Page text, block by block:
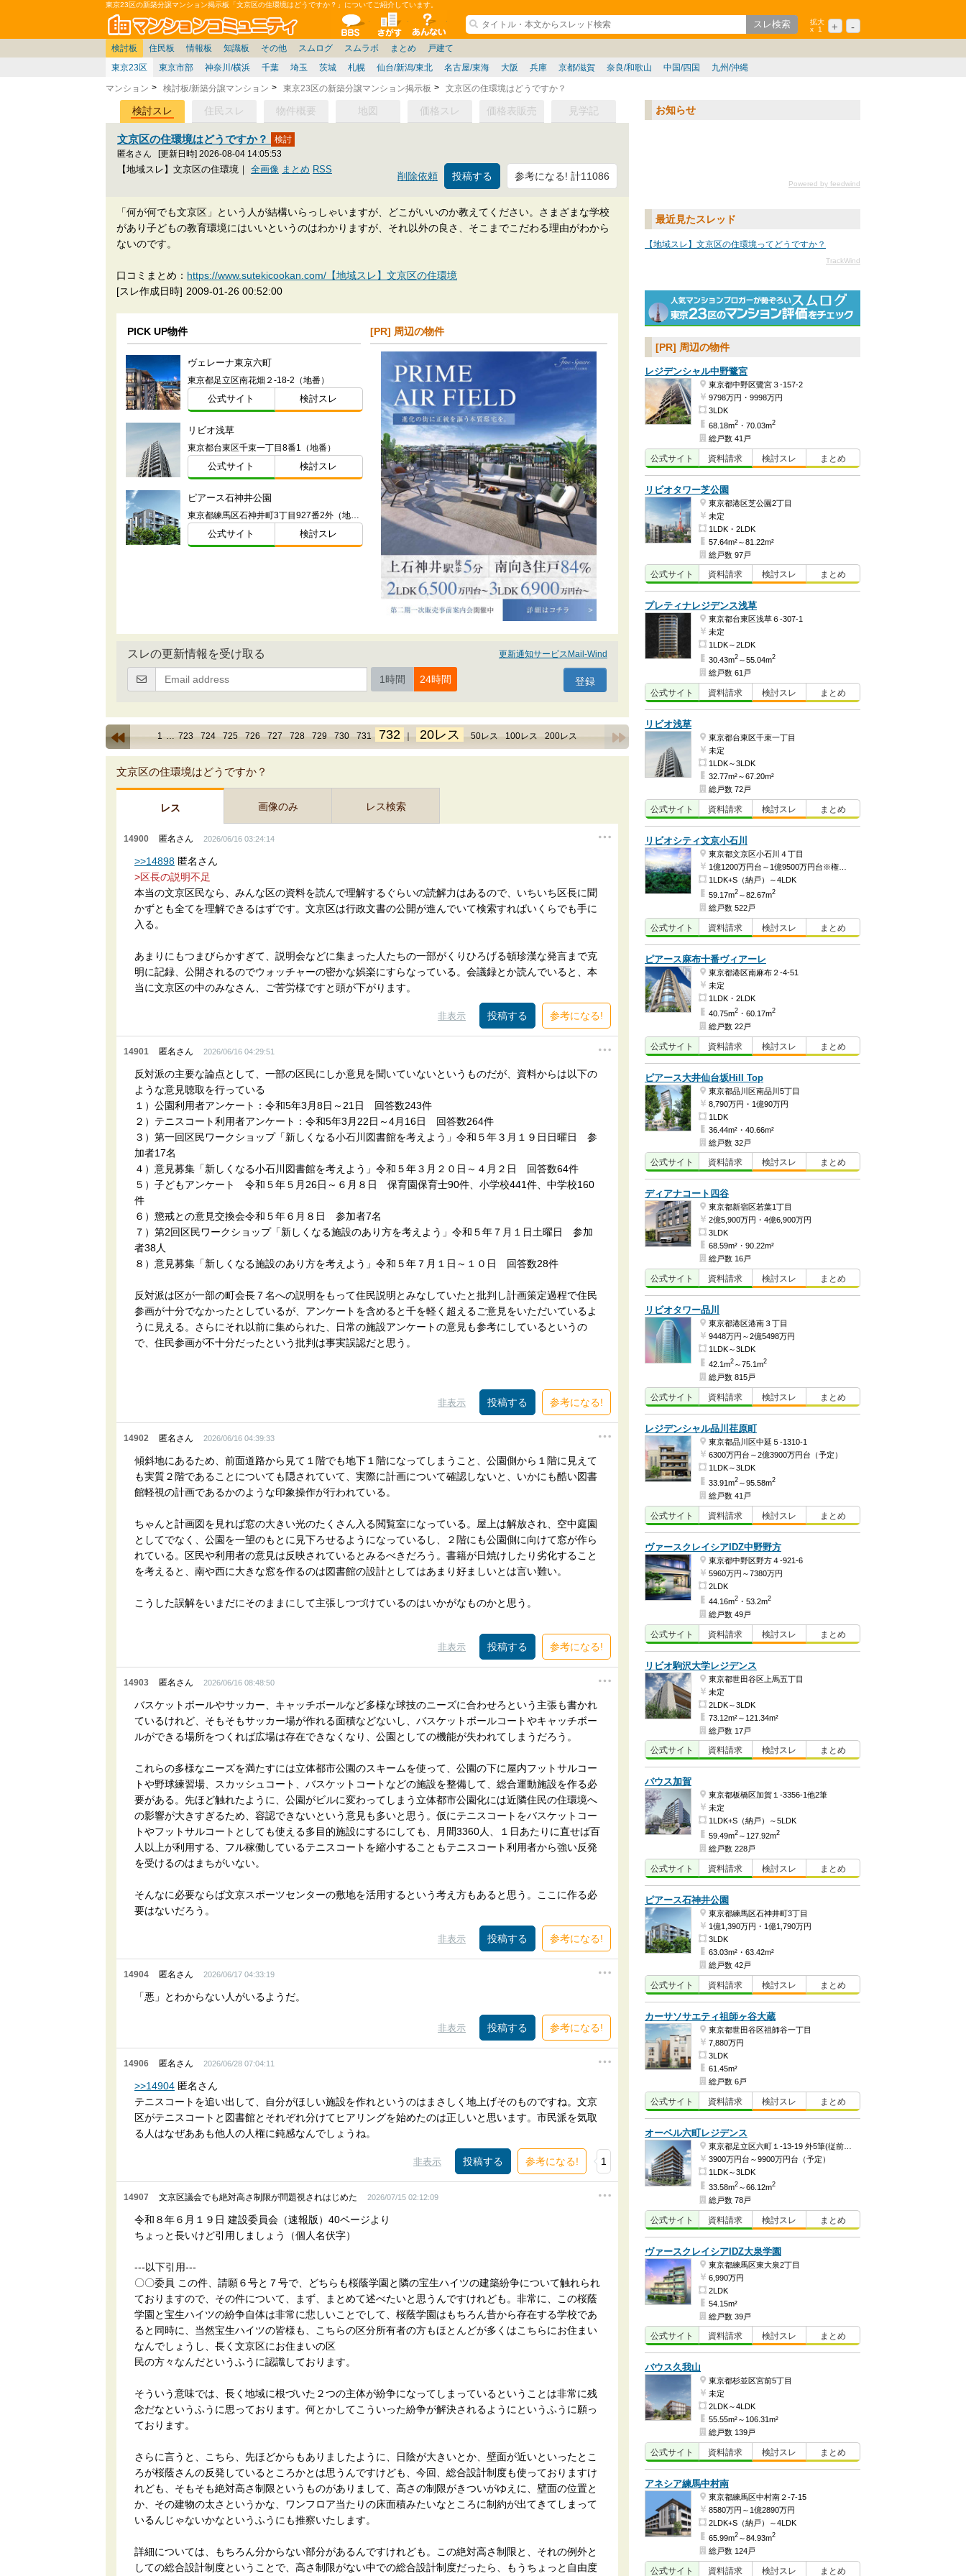
東京23区の新築分譲マンション掲示板「文京区の住環境はどうですか？」についてご紹介しています。
マンションコミュニティ
全掲示板 物件検索 サイトについて
拡大
x
1 + -
検討板
東京23区
東京市部 神奈川/横浜 千葉 埼玉 茨城 札幌 仙台/新潟/東北 名古屋/東海 大阪 兵庫 京都/滋賀 奈良/和歌山 中国/四国 九州/沖縄
住民板
東京 神奈川 埼玉/千葉/関東 札幌/東北/北陸/信越 名古屋/東海 大阪/兵庫/京都/関西
情報板
価格表 スムログ出張所 暮らしやすさ評価 見学記
知識板
住宅ローン デベ/ゼネコン マンション雑談 マンション質問 住宅質問 管理会社/組合
その他
雑談 賃貸 移住相談 リゾート 広告 バトル 家具 ニュース 個人取引 政治
スムログ
お便り返し 座談会/対談 ブロガーの本音 マンション管理 ノウハウ 東京都 神奈川県
スムラボ
関東 中部 近畿 北海道 東北 中国 九州 その他 まとめ
東京都 神奈川県 千葉県 埼玉県 愛知県 大阪府 兵庫県 福岡県 戸建て
注文住宅 建売住宅 戸建質問 住宅設備
マンション 検討板/新築分譲マンション 東京23区の新築分譲マンション掲示板 文京区の住環境はどうですか？
検討スレ 住民スレ 物件概要 地図 価格スレ 価格表販売 見学記
文京区の住環境はどうですか？
匿名さん [更新日時] 2026-08-04 14:05:53
削除依頼 参考になる! 計11086
【地域スレ】文京区の住環境｜ 全画像 まとめ RSS
「何が何でも文京区」という人が結構いらっしゃいますが、どこがいいのか教えてください。さまざまな学校
があり子どもの教育環境にはいいというのはわかりますが、それ以外の良さ、そこまでこだわる理由がわから
ないのです。
口コミまとめ： https://www.sutekicookan.com/【地域スレ】文京区の住環境
[スレ作成日時] 2009-01-26 00:52:00
PICK UP物件
ヴェレーナ東京六町
東京都足立区南花畑２-18-2（地番）
公式サイト 検討スレ
リビオ浅草
東京都台東区千束一丁目8番1（地番）
公式サイト 検討スレ
ピアース石神井公園
東京都練馬区石神井町3丁目927番2外（地番）
公式サイト 検討スレ
[PR] 周辺の物件
スレの更新情報を受け取る 更新通知サービスMail-Wind
1時間 24時間
1 … 723 724 725 726 727 728 729 730 731 732 ｜ 20レス 50レス 100レス 200レス
文京区の住環境はどうですか？
レス 画像のみ レス検索
14900 匿名さん 2026/06/16 03:24:14
>>14898 匿名さん
>区長の説明不足
本当の文京区民なら、みんな区の資料を読んで理解するぐらいの読解力はあるので、いちいち区長に聞
かずとも全てを理解できるはずです。文京区は行政文書の公開が進んでいて検索すればいくらでも手に
入る。
あまりにもつまびらかすぎて、説明会などに集まった人たちの一部がくりひろげる頓珍漢な発言まで克
明に記録、公開されるのでウォッチャーの密かな娯楽にすらなっている。会議録とか読んでいると、本
当に文京区の中のみなさん、ご苦労様ですと頭が下がります。
非表示 参考になる!
14901 匿名さん 2026/06/16 04:29:51
反対派の主要な論点として、一部の区民にしか意見を聞いていないというものだが、資料からは以下の
ような意見聴取を行っている
１）公園利用者アンケート：令和5年3月8日～21日 回答数243件
２）テニスコート利用者アンケート：令和5年3月22日～4月16日 回答数264件
３）第一回区民ワークショップ「新しくなる小石川図書館を考えよう」令和５年３月１９日日曜日 参
加者17名
４）意見募集「新しくなる小石川図書館を考えよう」令和５年３月２０日～４月２日 回答数64件
５）子どもアンケート 令和５年５月26日～６月８日 保育園保育士90件、小学校441件、中学校160
件
６）懲戒との意見交換会令和５年６月８日 参加者7名
７）第2回区民ワークショップ「新しくなる施設のあり方を考えよう」令和５年７月１日土曜日 参加
者38人
８）意見募集「新しくなる施設のあり方を考えよう」令和５年７月１日～１０日 回答数28件
反対派は区が一部の町会長７名への説明をもって住民説明とみなしていたと批判し計画策定過程で住民
参画が十分でなかったとしているが、アンケートを含めると千を軽く超えるご意見をいただいているよ
うに見える。さらにそれ以前に集められた、日常の施設アンケートの意見も参考にしているというの
で、住民参画が不十分だったという批判は事実誤認だと思う。
非表示 参考になる!
14902 匿名さん 2026/06/16 04:39:33
傾斜地にあるため、前面道路から見て１階でも地下１階になってしまうこと、公園側から１階に見えて
も実質２階であることについても隠されていて、実際に計画について確認しないと、いかにも酷い図書
館軽視の計画であるかのような印象操作が行われている。
ちゃんと計画図を見れば窓の大きい光のたくさん入る閲覧室になっている。屋上は解放され、空中庭園
としてでなく、公園を一望のもとに見下ろせるようになっているし、２階にも公園側に向けて窓が作ら
れている。区民や利用者の意見は反映されているとみるべきだろう。書籍が日焼けしたり劣化すること
を考えると、南や西に大きな窓を作るのは図書館の設計としてはあまり好ましいとは言い難い。
こうした誤解をいまだにそのままにして主張しつづけているのはいかがなものかと思う。
非表示 参考になる!
14903 匿名さん 2026/06/16 08:48:50
バスケットボールやサッカー、キャッチボールなど多様な球技のニーズに合わせろという主張も書かれ
ているけれど、そもそもサッカー場が作れる面積などないし、バスケットボールコートやキャッチボー
ルができる場所をつくれば広場は存在できなくなり、公園としての機能が失われてしまうだろう。
これらの多様なニーズを満たすには立体都市公園のスキームを使って、公園の下に屋内フットサルコー
トや野球練習場、スカッシュコート、バスケットコートなどの施設を整備して、総合運動施設を作る必
要がある。先ほど触れたように、公園がビルに変わってしまう立体都市公園化には近隣住民の住環境へ
の影響が大きすぎるため、容認できないという意見も多いと思う。仮にテニスコートをバスケットコー
トやフットサルコートとしても使える多目的施設にするにしても、月間3360人、１日あたりに直せば百
人以上が利用する、フル稼働しているテニスコートを縮小することもテニスコート利用者から強い反発
を受けるのはまちがいない。
そんなに必要ならば文京スポーツセンターの敷地を活用するという考え方もあると思う。ここに作る必
要はないだろう。
非表示 参考になる!
14904 匿名さん 2026/06/17 04:33:19
「悪」とわからない人がいるようだ。
非表示 参考になる!
14906 匿名さん 2026/06/28 07:04:11
>>14904 匿名さん
テニスコートを追い出して、自分がほしい施設を作れというのはまさしく地上げそのものですね。文京
区がテニスコートと図書館とそれぞれ分けてヒアリングを始めたのは正しいと思います。市民派を気取
る人はなぜああも他人の人権に鈍感なんでしょうね。
非表示 参考になる! 1
14907 文京区議会でも絶対高さ制限が問題視されはじめた 2026/07/15 02:12:09
令和８年６月１９日 建設委員会（速報版）40ページより
ちょっと長いけど引用しましょう（個人名伏字）
---以下引用---
〇〇委員 この件、請願６号と７号で、どちらも桜蔭学園と隣の宝生ハイツの建築紛争について触れられ
ておりますので、その件について、まず、まとめて述べたいと思うんですけれども。非常に、この桜蔭
学園と宝生ハイツの紛争自体は非常に悲しいことでして、桜蔭学園はもちろん昔から存在する学校であ
ると同時に、当然宝生ハイツの皆様も、こちらの区分所有者の方もほとんどが多くはこちらにお住まい
なんでしょうし、長く文京区にお住まいの区
民の方々なんだというふうに認識しております。
そういう意味では、長く地域に根づいた２つの主体が紛争になってしまっているということは非常に残
念だなというふうに思っております。何とかしてこういった紛争が解決されるようにというふうに願っ
ております。
さらに言うと、こちら、先ほどからもありましたように、日陰が大きいとか、壁面が近いといったとこ
ろが桜蔭さんの反発しているところかとは思うんですけども、今回、総合設計制度も使っておりますけ
れども、そもそも絶対高さ制限というものがありまして、高さの制限がきついがゆえに、壁面の位置と
か、その建物の太さというかな、ワンフロア当たりの床面積みたいなところに制約が出てきてしまって
いるんじゃないかなというふうにも推察いたします。
詳細については、もちろん分からない部分があるんですけれども。この絶対高さ制限と、それの例外と
しての総合設計制度ということで、高さ制限がない中での総合設計制度だったら、もうちょっと自由度
お知らせ
Powered by feedwind
最近見たスレッド
【地域スレ】文京区の住環境ってどうですか？
TrackWind
[PR] 周辺の物件
レジデンシャル中野鷺宮
東京都中野区鷺宮３-157-2
9798万円・9998万円
3LDK
68.18m2 ・70.03m2
総戸数 41戸
公式サイト 資料請求 検討スレ まとめ
リビオタワー芝公園
東京都港区芝公園2丁目
未定
1LDK・2LDK
57.64m²～81.22m²
総戸数 97戸
公式サイト 資料請求 検討スレ まとめ
プレティナレジデンス浅草
東京都台東区浅草６-307-1
未定
1LDK～2LDK
30.43m2 ～55.04m2
総戸数 61戸
公式サイト 資料請求 検討スレ まとめ
リビオ浅草
東京都台東区千束一丁目
未定
1LDK～3LDK
32.77m²～67.20m²
総戸数 72戸
公式サイト 資料請求 検討スレ まとめ
リビオシティ文京小石川
東京都文京区小石川４丁目
1億1200万円台～1億9500万円台※権利金含む（予定）
1LDK+S（納戸）～4LDK
59.17m2 ～82.67m2
総戸数 522戸
公式サイト 資料請求 検討スレ まとめ
ピアース麻布十番ヴィアーレ
東京都港区南麻布２-4-51
未定
1LDK・2LDK
40.75m2 ・60.17m2
総戸数 22戸
公式サイト 資料請求 検討スレ まとめ
ピアース大井仙台坂Hill Top
東京都品川区南品川5丁目
8,790万円・1億90万円
1LDK
36.44m²・40.66m²
総戸数 32戸
公式サイト 資料請求 検討スレ まとめ
ディアナコート四谷
東京都新宿区若葉1丁目
2億5,900万円・4億6,900万円
3LDK
68.59m²・90.22m²
総戸数 16戸
公式サイト 資料請求 検討スレ まとめ
リビオタワー品川
東京都港区港南３丁目
9448万円～2億5498万円
1LDK～3LDK
42.1m2 ～75.1m2
総戸数 815戸
公式サイト 資料請求 検討スレ まとめ
レジデンシャル品川荏原町
東京都品川区中延５-1310-1
6300万円台～2億3900万円台（予定）
1LDK～3LDK
33.91m2 ～95.58m2
総戸数 41戸
公式サイト 資料請求 検討スレ まとめ
ヴァースクレイシアIDZ中野野方
東京都中野区野方４-921-6
5960万円～7380万円
2LDK
44.16m2 ・53.2m2
総戸数 49戸
公式サイト 資料請求 検討スレ まとめ
リビオ駒沢大学レジデンス
東京都世田谷区上馬五丁目
未定
2LDK～3LDK
73.12m²～121.34m²
総戸数 17戸
公式サイト 資料請求 検討スレ まとめ
バウス加賀
東京都板橋区加賀１-3356-1他2筆
未定
1LDK+S（納戸）～5LDK
59.49m2 ～127.92m2
総戸数 228戸
公式サイト 資料請求 検討スレ まとめ
ピアース石神井公園
東京都練馬区石神井町3丁目
1億1,390万円・1億1,790万円
3LDK
63.03m²・63.42m²
総戸数 42戸
公式サイト 資料請求 検討スレ まとめ
カーサソサエティ祖師ヶ谷大蔵
東京都世田谷区祖師谷一丁目
7,880万円
3LDK
61.45m²
総戸数 6戸
公式サイト 資料請求 検討スレ まとめ
オーベル六町レジデンス
3900万円台～9900万円台（予定）
1LDK～3LDK
33.58m2 ～66.12m2
総戸数 78戸
公式サイト 資料請求 検討スレ まとめ
ヴァースクレイシアIDZ大泉学園
東京都練馬区東大泉2丁目
6,990万円
2LDK
54.15m²
総戸数 39戸
公式サイト 資料請求 検討スレ まとめ
バウス久我山
東京都杉並区宮前5丁目
未定
2LDK～4LDK
55.55m²～106.31m²
総戸数 139戸
公式サイト 資料請求 検討スレ まとめ
アネシア練馬中村南
東京都練馬区中村南２-7-15
8580万円～1億2890万円
2LDK+S（納戸）～4LDK
65.99m2 ～84.93m2
総戸数 124戸
公式サイト 資料請求 検討スレ まとめ